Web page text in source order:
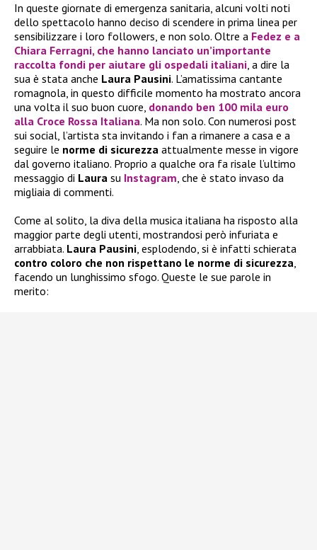
In queste giornate di emergenza sanitaria, alcuni volti noti
dello spettacolo hanno deciso di scendere in prima linea per
sensibilizzare i loro followers, e non solo. Oltre a Fedez e a
Chiara Ferragni, che hanno lanciato un’importante
raccolta fondi per aiutare gli ospedali italiani, a dire la
sua è stata anche Laura Pausini. L’amatissima cantante
romagnola, in questo difficile momento ha mostrato ancora
una volta il suo buon cuore, donando ben 100 mila euro
alla Croce Rossa Italiana. Ma non solo. Con numerosi post
sui social, l’artista sta invitando i fan a rimanere a casa e a
seguire le norme di sicurezza attualmente messe in vigore
dal governo italiano. Proprio a qualche ora fa risale l’ultimo
messaggio di Laura su Instagram, che è stato invaso da
migliaia di commenti.
Come al solito, la diva della musica italiana ha risposto alla
maggior parte degli utenti, mostrandosi però infuriata e
arrabbiata. Laura Pausini, esplodendo, si è infatti schierata
contro coloro che non rispettano le norme di sicurezza,
facendo un lunghissimo sfogo. Queste le sue parole in
merito: